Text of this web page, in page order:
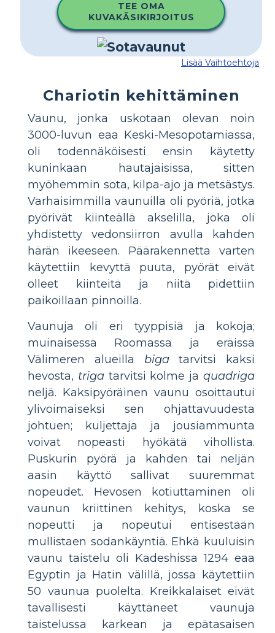
TEE OMA
KUVAKÄSIKIRJOITUS
Lisää Vaihtoehtoja
Chariotin kehittäminen
Vaunu, jonka uskotaan olevan noin
3000-luvun eaa Keski-Mesopotamiassa,
oli todennäköisesti ensin käytetty
kuninkaan hautajaisissa, sitten
myöhemmin sota, kilpa-ajo ja metsästys.
Varhaisimmilla vaunuilla oli pyöriä, jotka
pyörivät kiinteällä akselilla, joka oli
yhdistetty vedonsiirron avulla kahden
härän ikeeseen. Päärakennetta varten
käytettiin kevyttä puuta, pyörät eivät
olleet kiinteitä ja niitä pidettiin
paikoillaan pinnoilla.
Vaunuja oli eri tyyppisiä ja kokoja;
muinaisessa Roomassa ja eräissä
Välimeren alueilla bigatarvitsi kaksi
hevosta, trigatarvitsi kolme jaquadriga
neljä. Kaksipyöräinen vaunu osoittautui
ylivoimaiseksi sen ohjattavuudesta
johtuen; kuljettaja ja jousiammunta
voivat nopeasti hyökätä vihollista.
Puskurin pyörä ja kahden tai neljän
aasin käyttö sallivat suuremmat
nopeudet. Hevosen kotiuttaminen oli
vaunun kriittinen kehitys, koska se
nopeutti ja nopeutui entisestään
mullistaen sodankäyntiä. Ehkä kuuluisin
vaunu taistelu oli Kadeshissa 1294 eaa
Egyptin ja Hatin välillä, jossa käytettiin
50 vaunua puolelta. Kreikkalaiset eivät
tavallisesti käyttäneet vaunuja
taistelussa karkean ja epätasaisen